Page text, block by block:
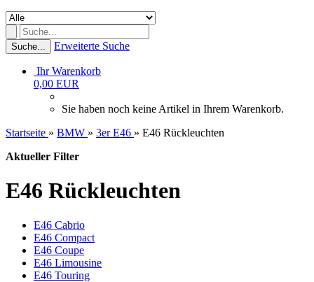
Suche... Erweiterte Suche
Ihr Warenkorb
0,00 EUR
Sie haben noch keine Artikel in Ihrem Warenkorb.
Startseite » BMW » 3er E46 » E46 Rückleuchten
Aktueller Filter
E46 Rückleuchten
E46 Cabrio
E46 Compact
E46 Coupe
E46 Limousine
E46 Touring